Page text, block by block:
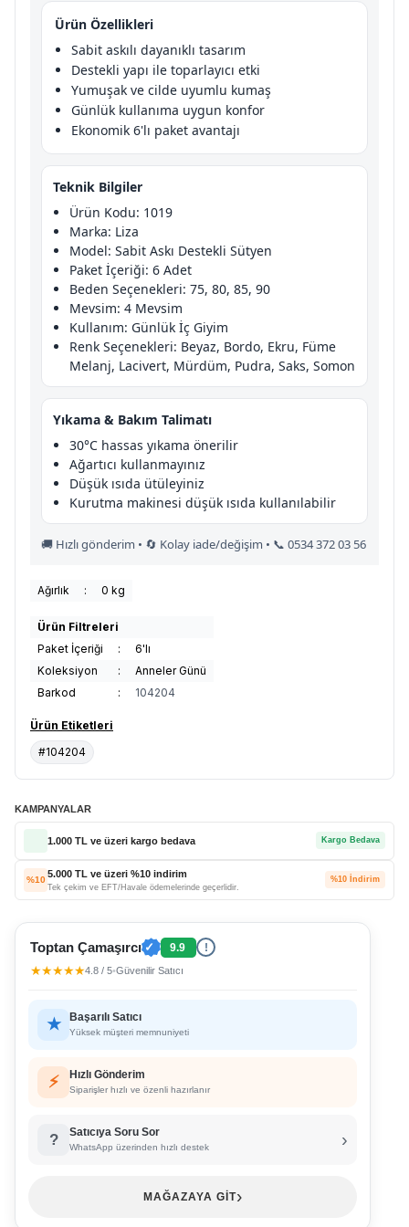
Ürün Özellikleri
Sabit askılı dayanıklı tasarım
Destekli yapı ile toparlayıcı etki
Yumuşak ve cilde uyumlu kumaş
Günlük kullanıma uygun konfor
Ekonomik 6'lı paket avantajı
Teknik Bilgiler
Ürün Kodu: 1019
Marka: Liza
Model: Sabit Askı Destekli Sütyen
Paket İçeriği: 6 Adet
Beden Seçenekleri: 75, 80, 85, 90
Mevsim: 4 Mevsim
Kullanım: Günlük İç Giyim
Renk Seçenekleri: Beyaz, Bordo, Ekru, Füme
Melanj, Lacivert, Mürdüm, Pudra, Saks, Somon
Yıkama & Bakım Talimatı
30°C hassas yıkama önerilir
Ağartıcı kullanmayınız
Düşük ısıda ütüleyiniz
Kurutma makinesi düşük ısıda kullanılabilir
🚚 Hızlı gönderim • 🔄 Kolay iade/değişim • 📞 0534 372 03 56
Ağırlık : 0 kg
Ürün Filtreleri
Paket İçeriği
:
6'lı
Koleksiyon
:
Anneler Günü
Barkod
: 104204
Ürün Etiketleri
#104204
KAMPANYALAR
1.000 TL ve üzeri kargo bedava Kargo Bedava
%10
5.000 TL ve üzeri %10 indirim
Tek çekim ve EFT/Havale ödemelerinde geçerlidir.
%10 İndirim
Toptan Çamaşırcı ✓ 9.9 !
★★★★★4.8 / 5•Güvenilir Satıcı
★ Başarılı Satıcı
Yüksek müşteri memnuniyeti
⚡ Hızlı Gönderim
Siparişler hızlı ve özenli hazırlanır
? Satıcıya Soru Sor
WhatsApp üzerinden hızlı destek ›
MAĞAZAYA GİT›